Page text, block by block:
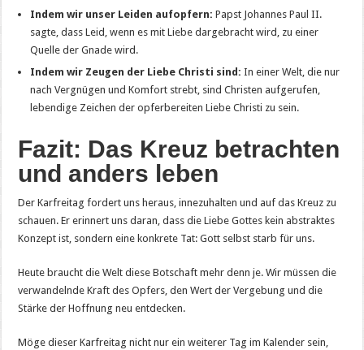
Indem wir unser Leiden aufopfern: Papst Johannes Paul II.
sagte, dass Leid, wenn es mit Liebe dargebracht wird, zu einer
Quelle der Gnade wird.
Indem wir Zeugen der Liebe Christi sind: In einer Welt, die nur
nach Vergnügen und Komfort strebt, sind Christen aufgerufen,
lebendige Zeichen der opferbereiten Liebe Christi zu sein.
Fazit: Das Kreuz betrachten
und anders leben
Der Karfreitag fordert uns heraus, innezuhalten und auf das Kreuz zu
schauen. Er erinnert uns daran, dass die Liebe Gottes kein abstraktes
Konzept ist, sondern eine konkrete Tat: Gott selbst starb für uns.
Heute braucht die Welt diese Botschaft mehr denn je. Wir müssen die
verwandelnde Kraft des Opfers, den Wert der Vergebung und die
Stärke der Hoffnung neu entdecken.
Möge dieser Karfreitag nicht nur ein weiterer Tag im Kalender sein,